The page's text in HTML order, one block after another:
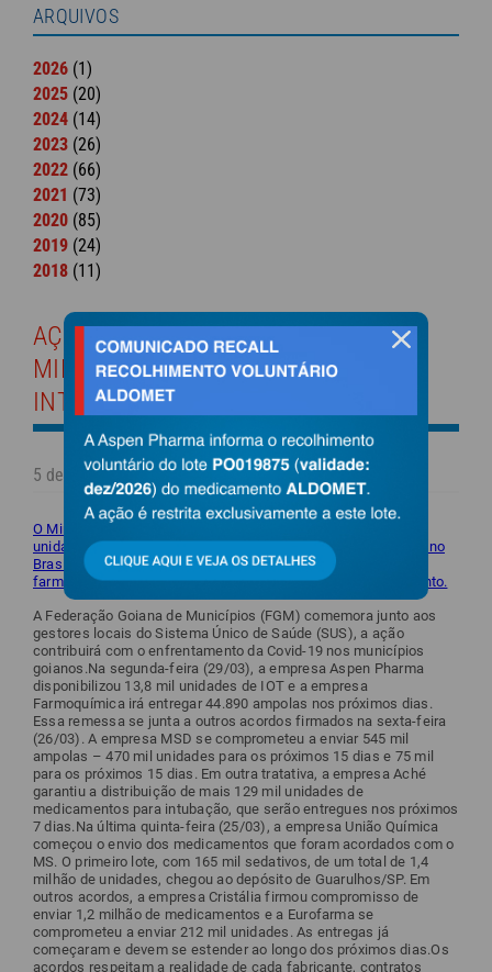
AÇÃO DA SAÚDE GARANTE 2,8
MILHÕES DE MEDICAMENTOS DE
INTUBAÇÃO
5 de abril de 2021
O Ministério da Saúde (MS) garantiu mais de 2,8 milhões de
unidades de medicamentos para intubação orotraqueal (IOT) no
Brasil, após diversos acordos fechados com indústrias
farmacêuticas nos últimos dias para evitar o desabastecimento.
A Federação Goiana de Municípios (FGM) comemora junto aos
gestores locais do Sistema Único de Saúde (SUS), a ação
contribuirá com o enfrentamento da Covid-19 nos municípios
goianos.Na segunda-feira (29/03), a empresa Aspen Pharma
disponibilizou 13,8 mil unidades de IOT e a empresa
Farmoquímica irá entregar 44.890 ampolas nos próximos dias.
Essa remessa se junta a outros acordos firmados na sexta-feira
(26/03). A empresa MSD se comprometeu a enviar 545 mil
ampolas – 470 mil unidades para os próximos 15 dias e 75 mil
para os próximos 15 dias. Em outra tratativa, a empresa Aché
garantiu a distribuição de mais 129 mil unidades de
medicamentos para intubação, que serão entregues nos próximos
7 dias.Na última quinta-feira (25/03), a empresa União Química
começou o envio dos medicamentos que foram acordados com o
MS. O primeiro lote, com 165 mil sedativos, de um total de 1,4
milhão de unidades, chegou ao depósito de Guarulhos/SP. Em
outros acordos, a empresa Cristália firmou compromisso de
enviar 1,2 milhão de medicamentos e a Eurofarma se
comprometeu a enviar 212 mil unidades. As entregas já
começaram e devem se estender ao longo dos próximos dias.Os
acordos respeitam a realidade de cada fabricante, contratos
ARQUIVOS
2026 (1)
2025 (20)
2024 (14)
2023 (26)
2022 (66)
2021 (73)
2020 (85)
2019 (24)
2018 (11)